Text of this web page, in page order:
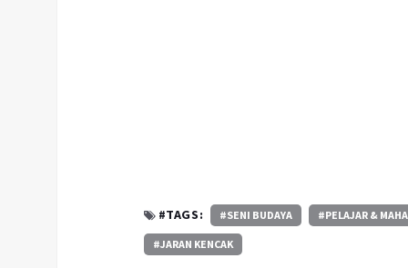
#TAGS: #SENI BUDAYA #PELAJAR &
#JARAN KENCAK